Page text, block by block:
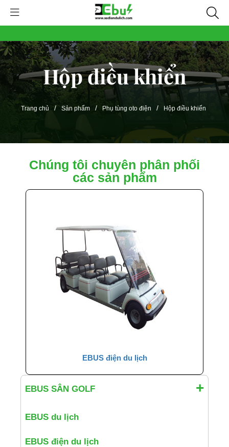
Hộp điều khiển
Trang chủ / Sản phẩm / Phụ tùng oto điện / Hộp điều khiển
Chúng tôi chuyên phân phối
các sản phẩm
EBUS điện du lịch
EBUS SÂN GOLF
EBUS du lịch
EBUS điện du lịch